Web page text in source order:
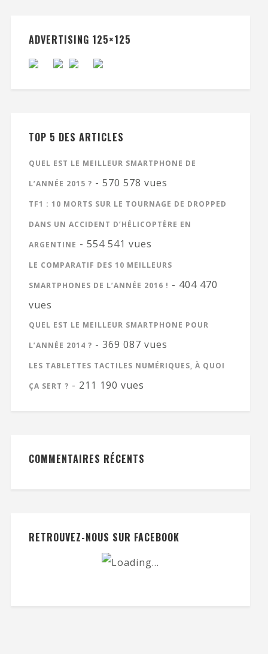
ADVERTISING 125×125
TOP 5 DES ARTICLES
QUEL EST LE MEILLEUR SMARTPHONE DE
L’ANNÉE 2015 ? - 570 578 vues
TF1 : 10 MORTS SUR LE TOURNAGE DE DROPPED
DANS UN ACCIDENT D’HÉLICOPTÈRE EN
ARGENTINE - 554 541 vues
LE COMPARATIF DES 10 MEILLEURS
SMARTPHONES DE L’ANNÉE 2016 ! - 404 470
vues
QUEL EST LE MEILLEUR SMARTPHONE POUR
L’ANNÉE 2014 ? - 369 087 vues
LES TABLETTES TACTILES NUMÉRIQUES, À QUOI
ÇA SERT ? - 211 190 vues
COMMENTAIRES RÉCENTS
RETROUVEZ-NOUS SUR FACEBOOK